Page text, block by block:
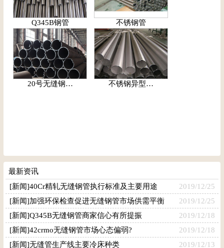
Q345B钢管 不锈钢管
20号无缝钢… 不锈钢异型…
最新资讯
[新闻]40Cr精轧无缝钢管执行标准及主要用途
2019/12/25
[新闻]加强环保检查促进无缝钢管市场供需平衡
2019/12/25
[新闻]Q345B无缝钢管商家信心有所提振
2019/12/18
[新闻]42crmo无缝钢管市场心态偏弱?
2019/12/18
[新闻]无缝管生产线主要冷床种类
2019/12/13